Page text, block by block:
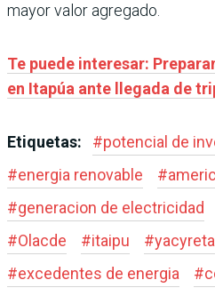
mayor valor agregado.
Te puede interesar:
en Itapúa ante llegada de
Etiquetas: #potencial de
#energia renovable #
#generacion de electricidad
#Olacde #itaipu #yacyreta
#excedentes de energia #